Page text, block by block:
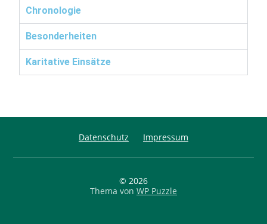
Chronologie
Besonderheiten
Karitative Einsätze
Datenschutz Impressum
© 2026
Thema von WP Puzzle